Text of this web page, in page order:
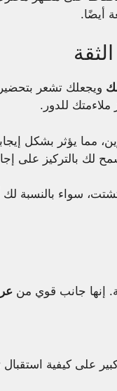
أيضًا.
ويجعلك تشعر
ملاءمتك للدور.
مما يؤثر بشكل
لك بالتركيز على
سواء بالنسبة
إنها جانب قوي من
على كيفية استقبال